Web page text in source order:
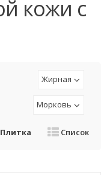
Жирная
Морковь
Плитка Список